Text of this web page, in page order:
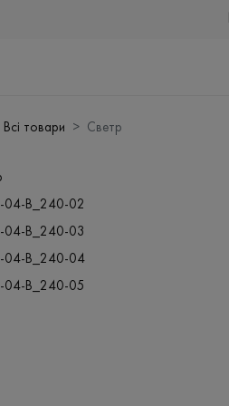
Всі товари Светр